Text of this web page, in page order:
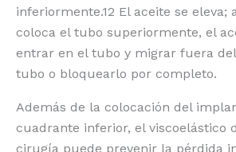
inferiormente.12 El aceite se eleva;
coloca el tubo superiormente, el
entrar en el tubo y migrar fuera
tubo o bloquearlo por completo.
Además de la colocación del
cuadrante inferior, el viscoelástico
cirugía puede prevenir la pérdida